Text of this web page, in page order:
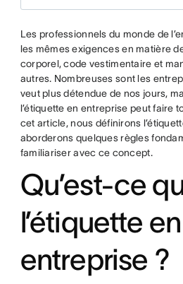
Les professionnels du monde de
les mêmes exigences en matière
corporel, code vestimentaire et
autres. Nombreuses sont les
veut plus détendue de nos jours,
l’étiquette en entreprise peut faire
cet article, nous définirons
aborderons quelques règles
familiariser avec ce concept.
Qu’est-ce
l’étiquette en
entreprise ?